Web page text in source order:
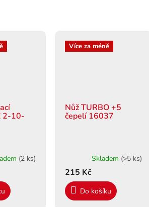
2-10-
(2 ks)
Více za méně
Nůž TURBO +5
čepelí 16037
Skladem (>5 ks)
215 Kč
Do košíku